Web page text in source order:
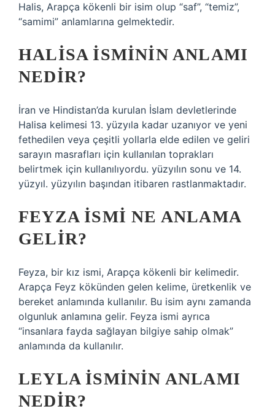
Halis, Arapça kökenli bir isim olup “saf”, “temiz”,
“samimi” anlamlarına gelmektedir.
HALISA ISMININ ANLAMI
NEDIR?
İran ve Hindistan’da kurulan İslam devletlerinde
Halisa kelimesi 13. yüzyıla kadar uzanıyor ve yeni
fethedilen veya çeşitli yollarla elde edilen ve geliri
sarayın masrafları için kullanılan toprakları
belirtmek için kullanılıyordu. yüzyılın sonu ve 14.
yüzyıl. yüzyılın başından itibaren rastlanmaktadır.
FEYZA ISMI NE ANLAMA
GELIR?
Feyza, bir kız ismi, Arapça kökenli bir kelimedir.
Arapça Feyz kökünden gelen kelime, üretkenlik ve
bereket anlamında kullanılır. Bu isim aynı zamanda
olgunluk anlamına gelir. Feyza ismi ayrıca
“insanlara fayda sağlayan bilgiye sahip olmak”
anlamında da kullanılır.
LEYLA ISMININ ANLAMI
NEDIR?